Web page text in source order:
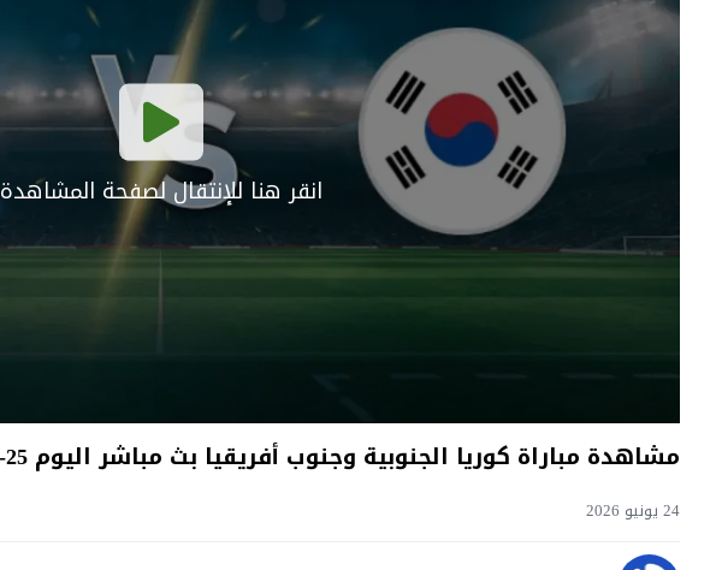
انقر هنا للإنتقال لصفحة المشاهدة
مشاهدة مباراة كوريا الجنوبية وجنوب أفريقيا بث مباشر اليوم 25-6-2026 قمة بي بي في إيه
24 يونيو 2026